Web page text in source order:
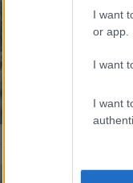
I want
or app.
I want
I want
Továbbra is
2023. július 10.